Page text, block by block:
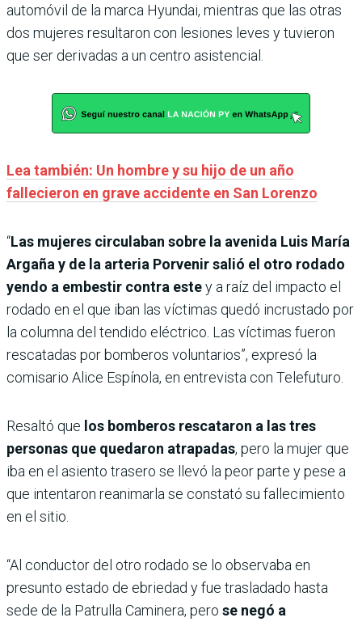
automóvil de la marca Hyundai, mientras que las otras
dos mujeres resultaron con lesiones leves y tuvieron
que ser derivadas a un centro asistencial.
Lea también: Un hombre y su hijo de un año
fallecieron en grave accidente en San Lorenzo
“Las mujeres circulaban sobre la avenida Luis María
Argaña y de la arteria Porvenir salió el otro rodado
yendo a embestir contra estey a raíz del impacto el
rodado en el que iban las víctimas quedó incrustado por
la columna del tendido eléctrico. Las víctimas fueron
rescatadas por bomberos voluntarios”, expresó la
comisario Alice Espínola, en entrevista con Telefuturo.
Resaltó que los bomberos rescataron a las tres
personas que quedaron atrapadas, pero la mujer que
iba en el asiento trasero se llevó la peor parte y pese a
que intentaron reanimarla se constató su fallecimiento
en el sitio.
“Al conductor del otro rodado se lo observaba en
presunto estado de ebriedad y fue trasladado hasta
sede de la Patrulla Caminera, pero se negó a